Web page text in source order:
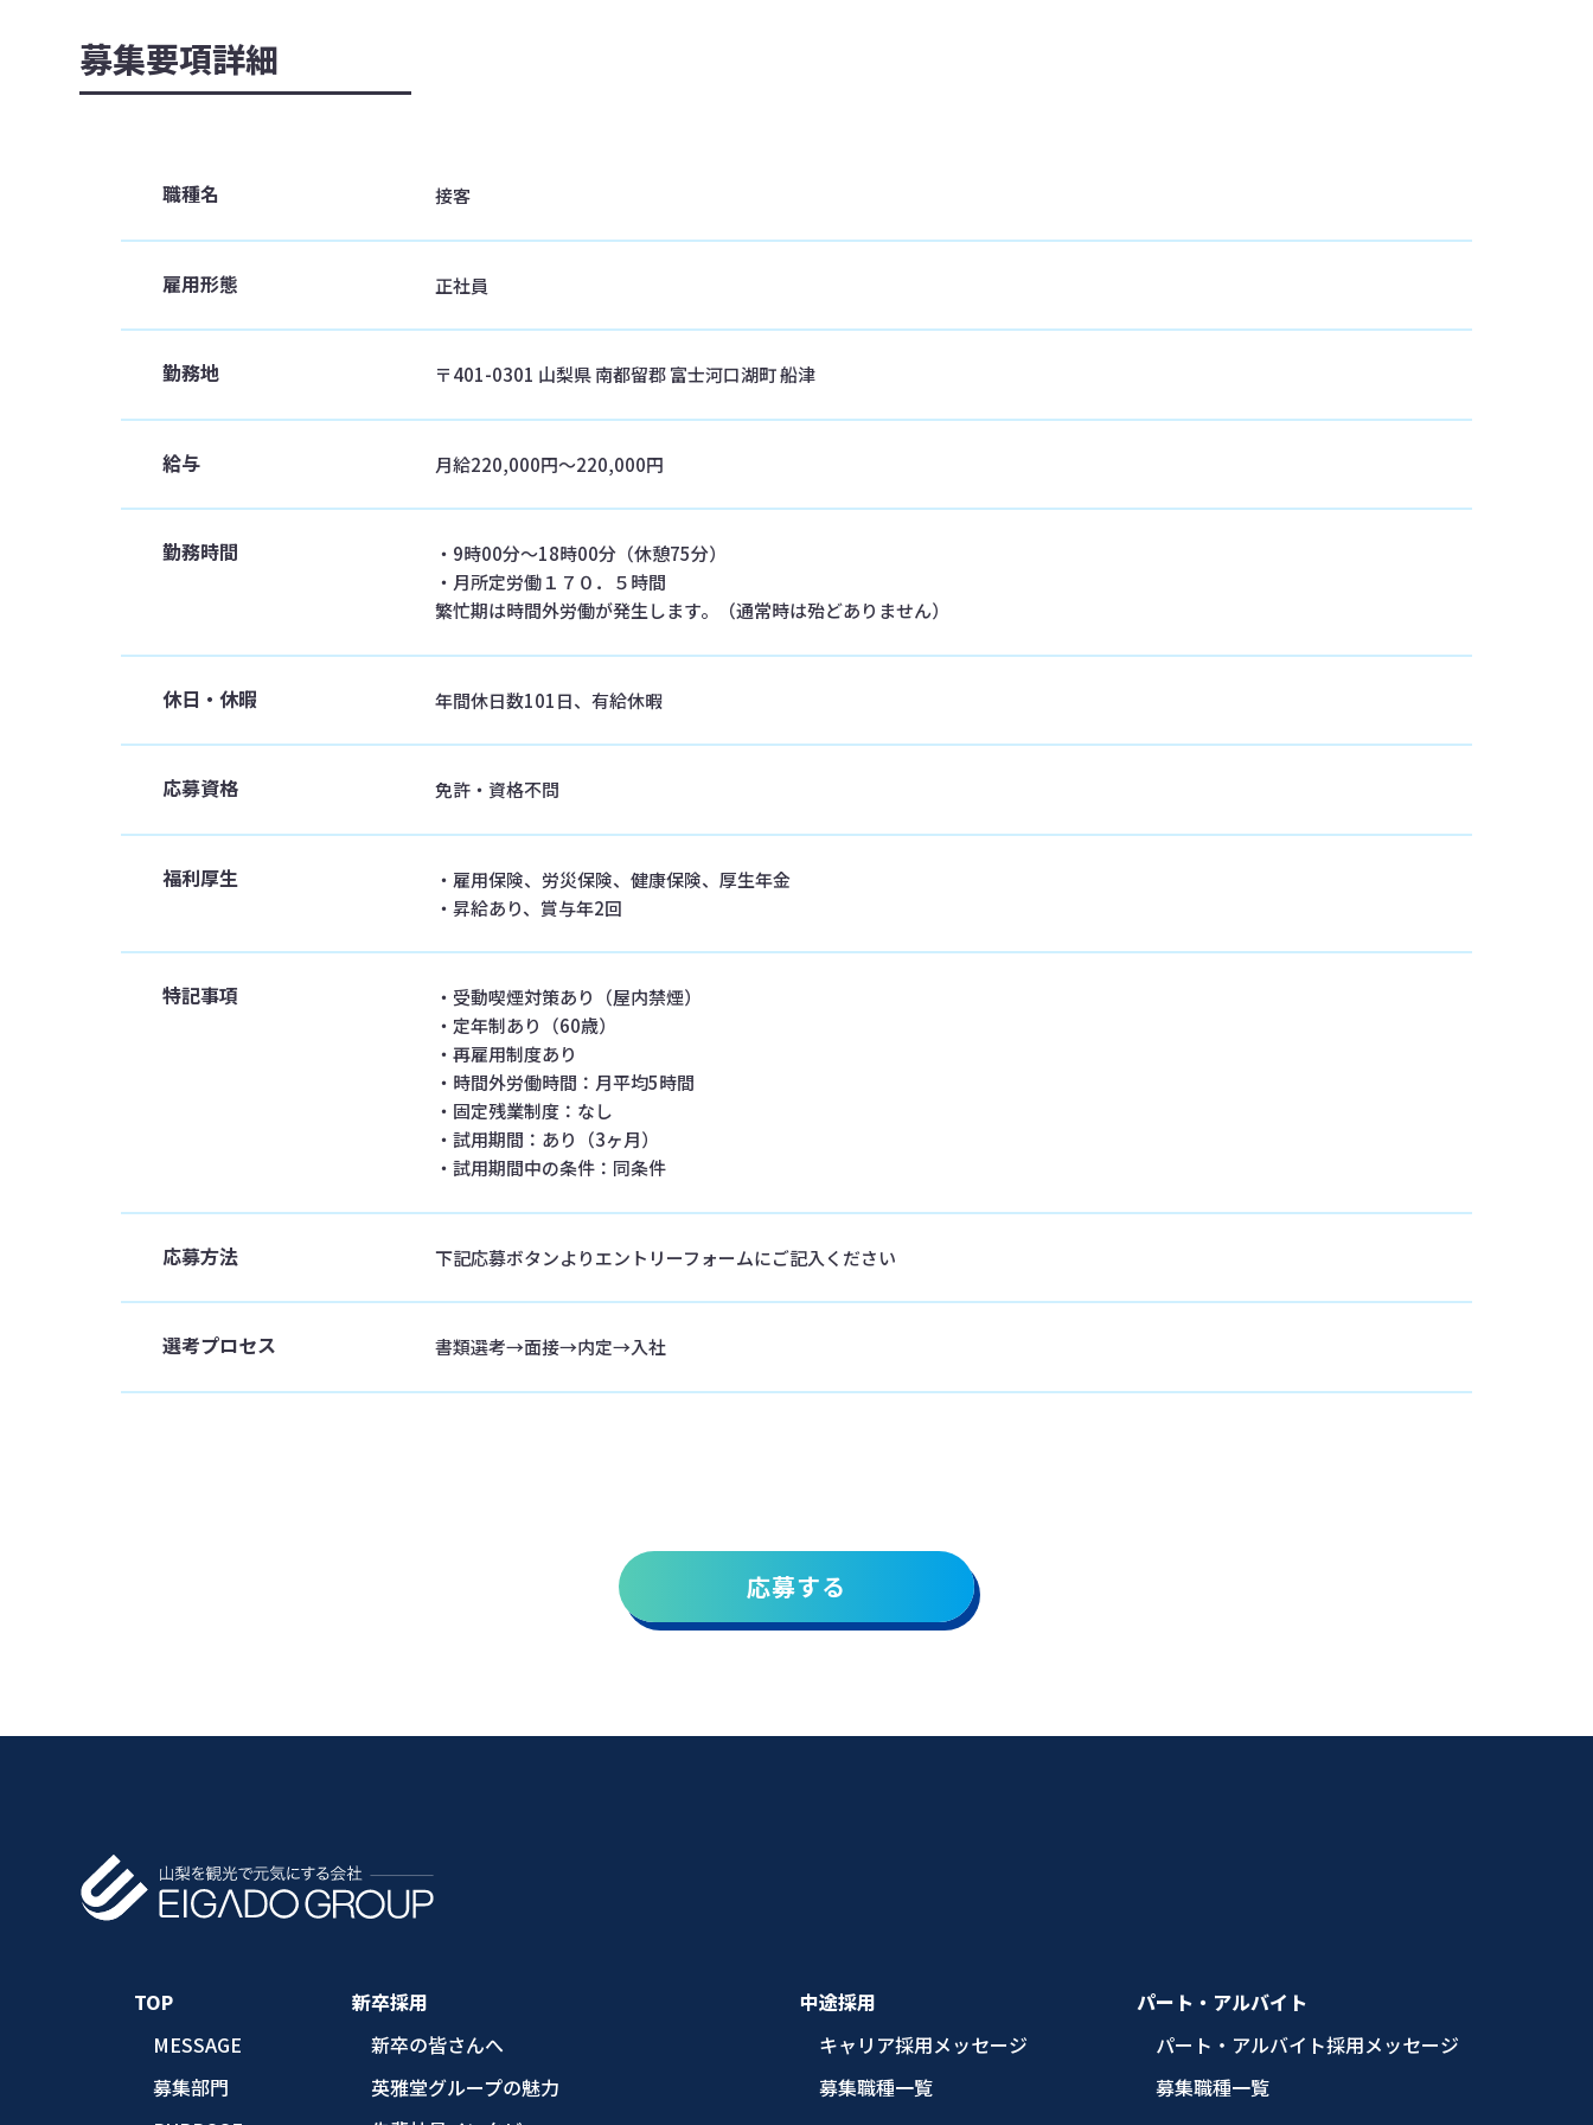
募集要項詳細
職種名 接客
雇用形態 正社員
勤務地 〒401-0301 山梨県 南都留郡 富士河口湖町 船津
給与 月給220,000円〜220,000円
勤務時間
・9時00分〜18時00分（休憩75分）
・月所定労働１７０．５時間
繁忙期は時間外労働が発生します。（通常時は殆どありません）
休日・休暇 年間休日数101日、有給休暇
応募資格 免許・資格不問
福利厚生
・雇用保険、労災保険、健康保険、厚生年金
・昇給あり、賞与年2回
特記事項
・受動喫煙対策あり（屋内禁煙）
・定年制あり（60歳）
・再雇用制度あり
‧時間外労働時間：月平均5時間
‧固定残業制度：なし
‧試用期間：あり（3ヶ月）
‧試用期間中の条件：同条件
応募方法 下記応募ボタンよりエントリーフォームにご記入ください
選考プロセス 書類選考→面接→内定→入社
応募する
TOP
MESSAGE
募集部門
新卒採用
新卒の皆さんへ
英雅堂グループの魅力
中途採用
キャリア採用メッセージ
募集職種一覧
パート・アルバイト
パート・アルバイト採用メッセージ
募集職種一覧